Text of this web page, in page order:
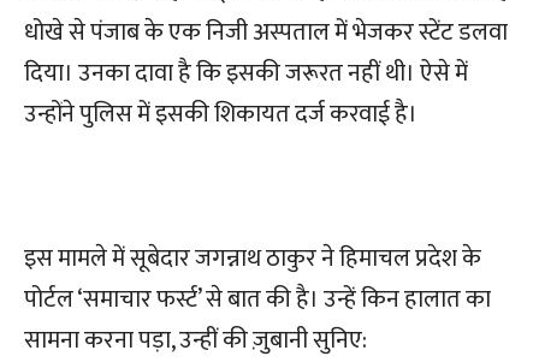
धोखे से पंजाब के एक निजी अस्पताल में भेजकर स्टेंट डलवा
दिया। उनका दावा है कि इसकी जरूरत नहीं थी। ऐसे में
उन्होंने पुलिस में इसकी शिकायत दर्ज करवाई है।
इस मामले में सूबेदार जगन्नाथ ठाकुर ने हिमाचल प्रदेश के
पोर्टल ‘समाचार फर्स्ट’ से बात की है। उन्हें किन हालात का
सामना करना पड़ा, उन्हीं की ज़ुबानी सुनिए: